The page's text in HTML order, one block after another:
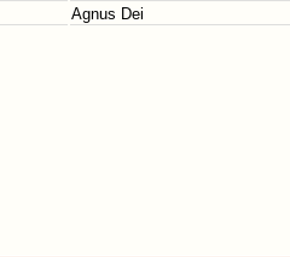
Agnus Dei